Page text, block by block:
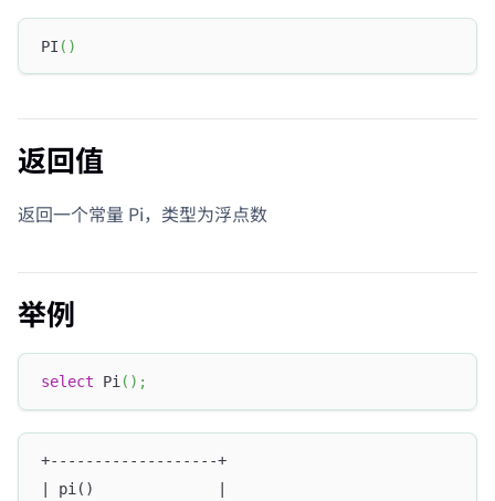
PI ( )
返回值
返回一个常量 Pi，类型为浮点数
举例
select Pi ( ) ;
+-------------------+
| pi()              |